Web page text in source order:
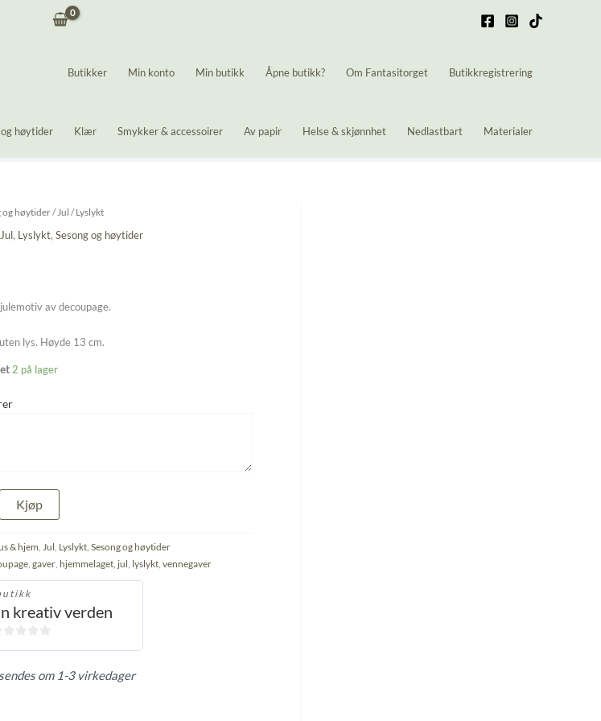
Butikker Min konto Min butikk Åpne butikk? Om Fantasitorget Butikkregistrering
og høytider Klær Smykker & accessoirer Av papir Helse & skjønnhet Nedlastbart Materialer
og høytider/Jul / Lyslykt
Jul, Lyslykt,Sesong og høytider
av decoupage.
lys. Høyde 13 cm.
2 på lager
Kjøp
& hjem Jul Lyslykt ,Sesong og høytider
,gaver hjemmelaget jul lyslykt ,vennegaver
kreativ verden
om 1-3 virkedager